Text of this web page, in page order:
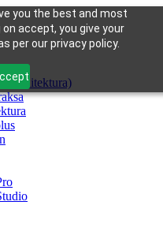
you the best and most
accept, you give your
per our privacy policy.
(Arhitektura)